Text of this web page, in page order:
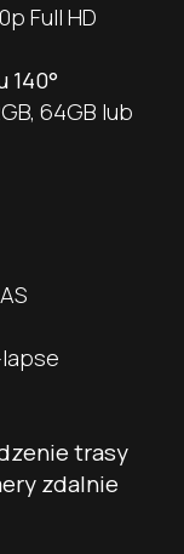
Full HD
64GB lub
trasy
zdalnie